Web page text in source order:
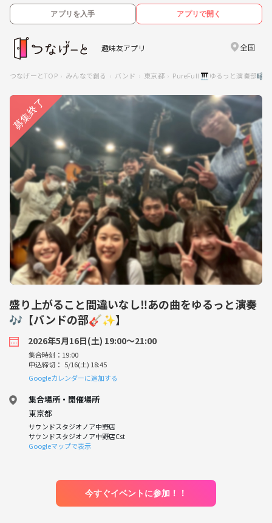
アプリを入手 アプリで開く
趣味友アプリ 全国
つなげーとTOP みんなで創る バンド 東京都 PureFull 🎹ゆるっと演奏部🎼
盛り上がること間違いなし‼️あの曲をゆるっと演奏
🎶【バンドの部🎸✨️】
2026年5月16日(土) 19:00〜21:00
集合時刻：19:00
申込締切： 5/16(土) 18:45
Googleカレンダーに追加する
集合場所・開催場所
東京都
サウンドスタジオノア中野店
サウンドスタジオノア中野店Cst
Googleマップで表示
今すぐイベントに参加！！